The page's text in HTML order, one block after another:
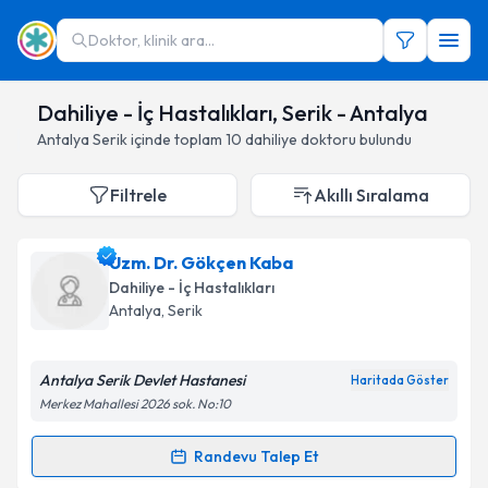
Doktor, klinik ara...
Dahiliye - İç Hastalıkları, Serik - Antalya
Antalya Serikiçinde toplam 10 dahiliye doktoru bulundu
Filtrele Akıllı Sıralama
Uzm. Dr. Gökçen Kaba
Dahiliye - İç Hastalıkları
Antalya, Serik
Antalya Serik Devlet Hastanesi Haritada Göster
Merkez Mahallesi 2026 sok. No:10
Randevu Talep Et
Randevu Takvimi Talebi